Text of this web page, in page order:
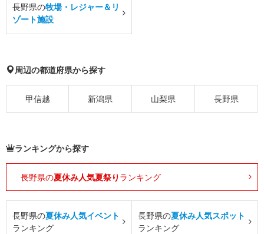
長野県の牧場・レジャー＆リ
ゾート施設
周辺の都道府県から探す
甲信越 新潟県 山梨県 長野県
ランキングから探す
長野県の夏休み人気夏祭り ランキング
長野県の夏休み人気イベント
ランキング
長野県の夏休み人気スポット
ランキング